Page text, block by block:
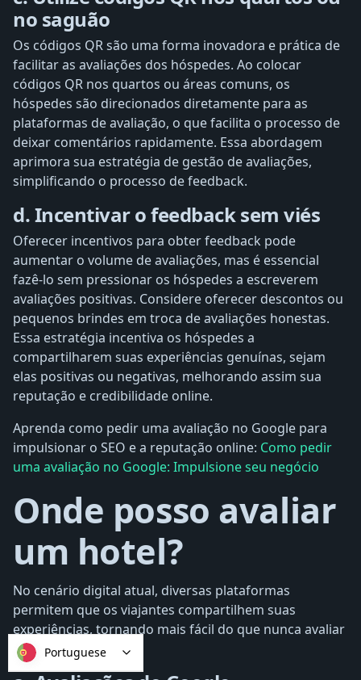
no saguão
Os códigos QR são uma forma inovadora e prática de
facilitar as avaliações dos hóspedes. Ao colocar
códigos QR nos quartos ou áreas comuns, os
hóspedes são direcionados diretamente para as
plataformas de avaliação, o que facilita o processo de
deixar comentários rapidamente. Essa abordagem
aprimora sua estratégia de gestão de avaliações,
simplificando o processo de feedback.
d. Incentivar o feedback sem viés
Oferecer incentivos para obter feedback pode
aumentar o volume de avaliações, mas é essencial
fazê-lo sem pressionar os hóspedes a escreverem
avaliações positivas. Considere oferecer descontos ou
pequenos brindes em troca de avaliações honestas.
Essa estratégia incentiva os hóspedes a
compartilharem suas experiências genuínas, sejam
elas positivas ou negativas, melhorando assim sua
reputação e credibilidade online.
Aprenda como pedir uma avaliação no Google para
impulsionar o SEO e a reputação online: Como pedir
uma avaliação no Google: Impulsione seu negócio
Onde posso avaliar
um hotel?
No cenário digital atual, diversas plataformas
permitem que os viajantes compartilhem suas
experiências, tornando mais fácil do que nunca avaliar
e comentar hotéis:
Portuguese